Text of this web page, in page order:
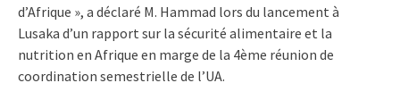
d’Afrique », a déclaré M. Hammad lors du lancement à
Lusaka d’un rapport sur la sécurité alimentaire et la
nutrition en Afrique en marge de la 4ème réunion de
coordination semestrielle de l’UA.